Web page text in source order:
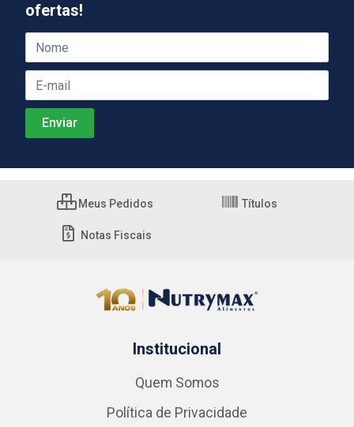
ofertas!
Meus Pedidos Títulos
Notas Fiscais
Institucional
Quem Somos
Política de Privacidade